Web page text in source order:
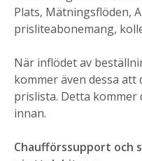
Plats, Mätningsflöden,
prisliteabonemang,
När inflödet av
kommer även dessa
prislista. Detta kommer
innan.
Chaufförssupport och